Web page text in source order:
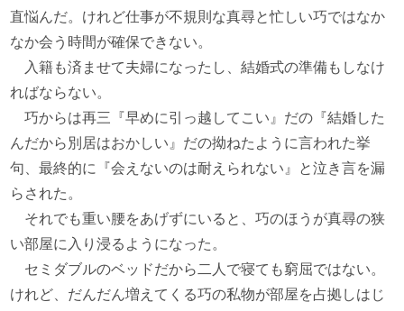
直悩んだ。けれど仕事が不規則な真尋と忙しい巧ではなか
なか会う時間が確保できない。
入籍も済ませて夫婦になったし、結婚式の準備もしなけ
ればならない。
巧からは再三『早めに引っ越してこい』だの『結婚した
んだから別居はおかしい』だの拗ねたように言われた挙
句、最終的に『会えないのは耐えられない』と泣き言を漏
らされた。
それでも重い腰をあげずにいると、巧のほうが真尋の狭
い部屋に入り浸るようになった。
セミダブルのベッドだから二人で寝ても窮屈ではない。
けれど、だんだん増えてくる巧の私物が部屋を占拠しはじ